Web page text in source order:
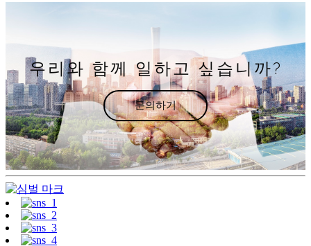
우리와 함께 일하고 싶습니까?
문의하기